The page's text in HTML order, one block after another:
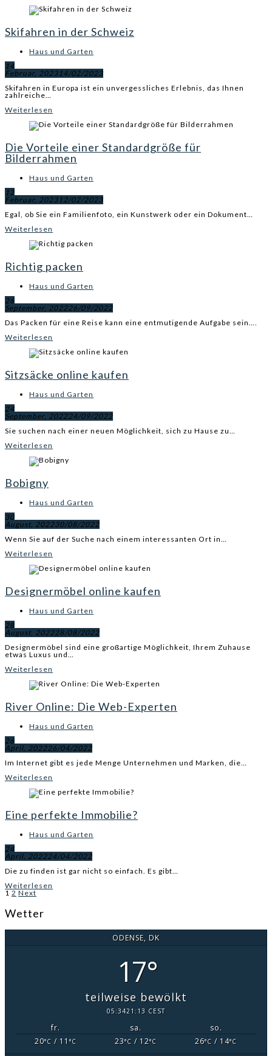
Skifahren in der Schweiz
Haus und Garten
14
Februar, 202314/02/2023
Skifahren in Europa ist ein unvergessliches Erlebnis, das Ihnen
zahlreiche…
Weiterlesen
Die Vorteile einer Standardgröße für
Bilderrahmen
Haus und Garten
12
Februar, 202312/02/2023
Egal, ob Sie ein Familienfoto, ein Kunstwerk oder ein Dokument…
Weiterlesen
Richtig packen
Haus und Garten
26
September, 202226/09/2022
Das Packen für eine Reise kann eine entmutigende Aufgabe sein….
Weiterlesen
Sitzsäcke online kaufen
Haus und Garten
24
September, 202224/09/2022
Sie suchen nach einer neuen Möglichkeit, sich zu Hause zu…
Weiterlesen
Bobigny
Haus und Garten
30
August, 202230/08/2022
Wenn Sie auf der Suche nach einem interessanten Ort in…
Weiterlesen
Designermöbel online kaufen
Haus und Garten
28
August, 202228/08/2022
Designermöbel sind eine großartige Möglichkeit, Ihrem Zuhause
etwas Luxus und…
Weiterlesen
River Online: Die Web-Experten
Haus und Garten
26
April, 202226/04/2022
Im Internet gibt es jede Menge Unternehmen und Marken, die…
Weiterlesen
Eine perfekte Immobilie?
Haus und Garten
24
April, 202224/04/2022
Die zu finden ist gar nicht so einfach. Es gibt…
Weiterlesen
Beitragsnavigation
1 2 Next
Wetter
ODENSE, DK
17°
teilweise bewölkt
05:3421:13 CEST
fr. sa.
so.
20°C / 11°C 23°C / 12°C 26°C / 14°C